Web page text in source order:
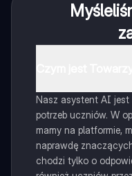
Nasz asystent AI
potrzeb uczniów. W
mamy na platformie,
naprawdę
chodzi tylko o